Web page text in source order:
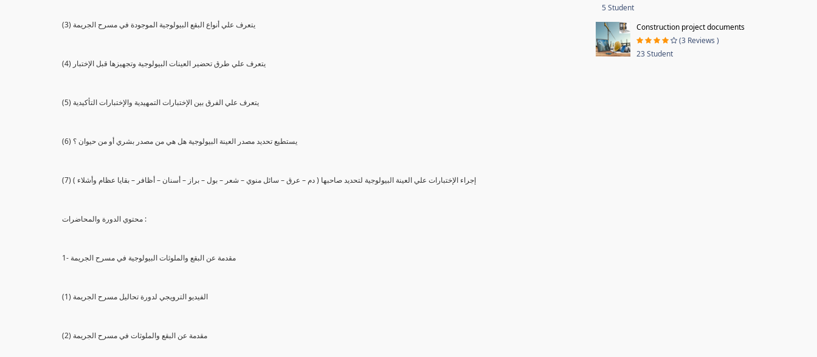
(3) يتعرف علي أنواع البقع البيولوجية الموجودة في مسرح الجريمة
(4) يتعرف علي طرق تحضير العينات البيولوجية وتجهيزها قبل الإختبار
(5) يتعرف علي الفرق بين الإختبارات التمهيدية والإختبارات التأكيدية
(6) يستطيع تحديد مصدر العينة البيولوجية هل هي من مصدر بشري أو من حيوان ؟
(7) إجراء الإختبارات علي العينة البيولوجية لتحديد صاحبها ( دم – عرق – سائل منوي – شعر – بول – براز – أسنان – أظافر – بقايا عظام وأشلاء )
محتوي الدورة والمحاضرات :
1- مقدمة عن البقع والملوثات البيولوجية في مسرح الجريمة
(1) الفيديو الترويجي لدورة تحاليل مسرح الجريمة
(2) مقدمة عن البقع والملوثات في مسرح الجريمة
5 Student
Construction project documents
(3 Reviews )
23 Student